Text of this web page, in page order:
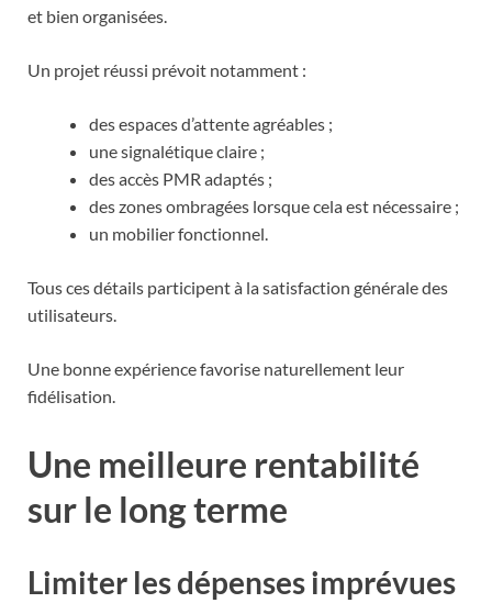
et bien organisées.
Un projet réussi prévoit notamment :
des espaces d’attente agréables ;
une signalétique claire ;
des accès PMR adaptés ;
des zones ombragées lorsque cela est nécessaire ;
un mobilier fonctionnel.
Tous ces détails participent à la satisfaction générale des
utilisateurs.
Une bonne expérience favorise naturellement leur
fidélisation.
Une meilleure rentabilité
sur le long terme
Limiter les dépenses imprévues